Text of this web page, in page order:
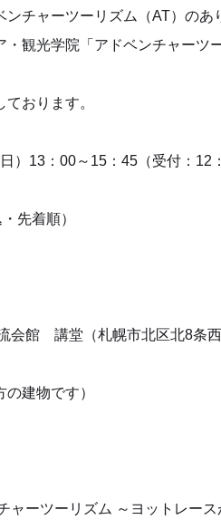
チャーツーリズム（AT）の
観光学院「アドベンチャーツ
おります。
）13：00～15：45（受付：12
先着順）
館 講堂（札幌市北区北8条西
物です）
ーツーリズム ～ヨットレース